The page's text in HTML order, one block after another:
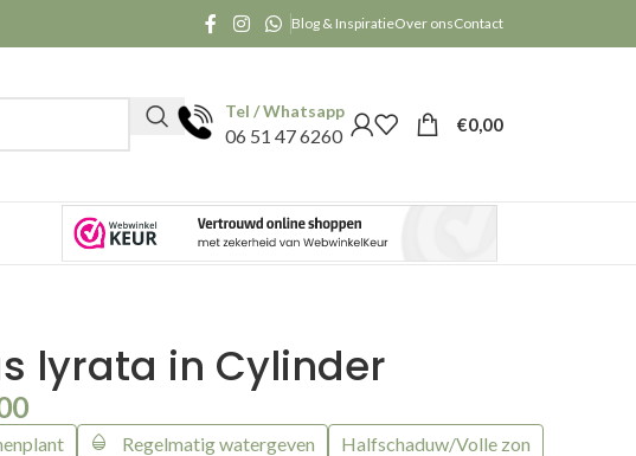
Blog & InspiratieOver onsContact
Tel / Whatsapp
06 51 47 6260
€0,00
lyrata in Cylinder
Regelmatig watergeven Halfschaduw/Volle zon